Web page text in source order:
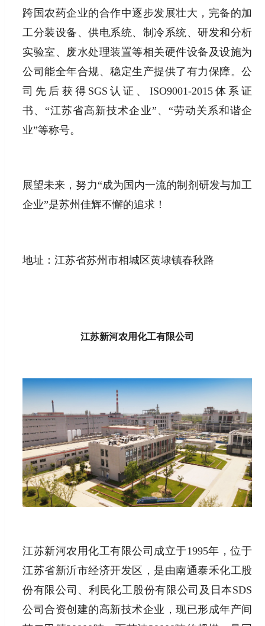
跨国农药企业的合作中逐步发展壮大，完备的加
工分装设备、供电系统、制冷系统、研发和分析
实验室、废水处理装置等相关硬件设备及设施为
公司能全年合规、稳定生产提供了有力保障。公
司先后获得SGS认证、ISO9001-2015体系证
书、“江苏省高新技术企业”、“劳动关系和谐企
业”等称号。
展望未来，努力“成为国内一流的制剂研发与加工
企业”是苏州佳辉不懈的追求！
地址：江苏省苏州市相城区黄埭镇春秋路
江苏新河农用化工有限公司
江苏新河农用化工有限公司成立于1995年，位于
江苏省新沂市经济开发区，是由南通泰禾化工股
份有限公司、利民化工股份有限公司及日本SDS
公司合资创建的高新技术企业，现已形成年产间